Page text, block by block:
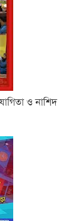
ও নাশিদ